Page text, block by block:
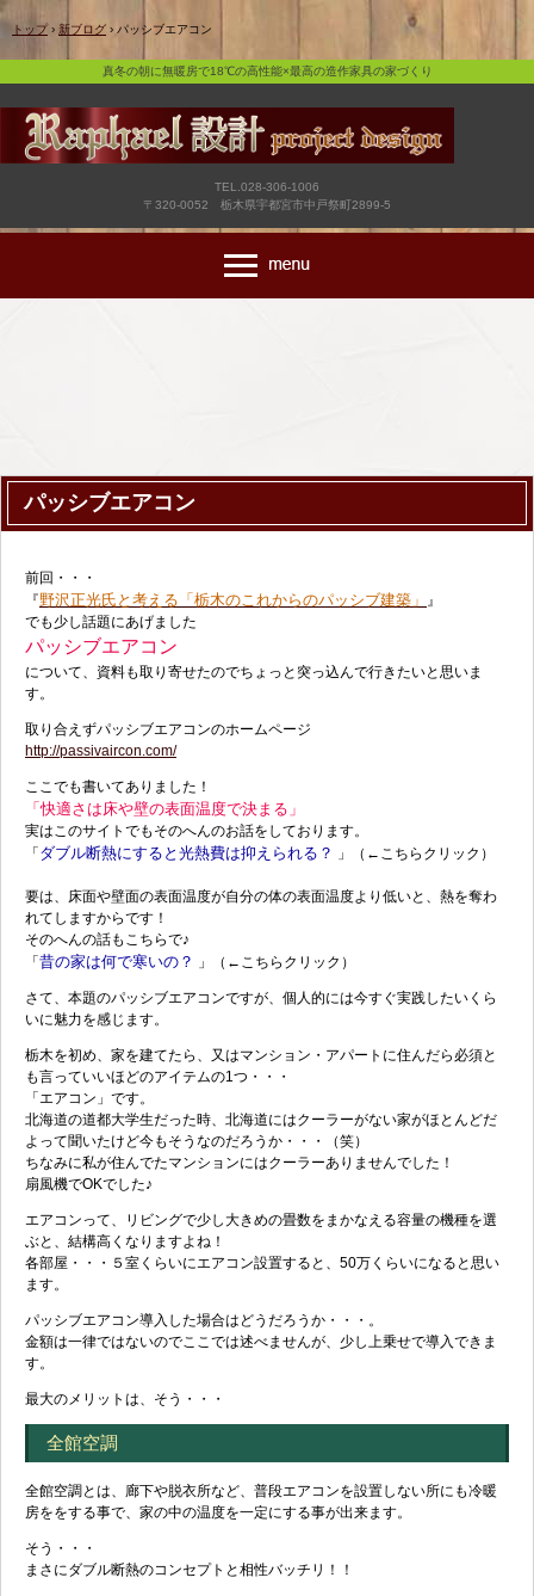
真冬の朝に無暖房で18℃の高性能×最高の造作家具の家づくり
トップ › 新ブログ › パッシブエアコン
真冬の朝に無暖房で18℃の高性能×最高の造作家具の家づくり
TEL.028-306-1006
〒320-0052 栃木県宇都宮市中戸祭町2899-5
パッシブエアコン
前回・・・
『野沢正光氏と考える「栃木のこれからのパッシブ建築」 』
でも少し話題にあげました
パッシブエアコン
について、資料も取り寄せたのでちょっと突っ込んで行きたいと思いま
す。
取り合えずパッシブエアコンのホームページ
http://passivaircon.com/
ここでも書いてありました！
「快適さは床や壁の表面温度で決まる」
実はこのサイトでもそのへんのお話をしております。
「 ダブル断熱にすると光熱費は抑えられる？ 」（←こちらクリック）
要は、床面や壁面の表面温度が自分の体の表面温度より低いと、熱を奪わ
れてしますからです！
そのへんの話もこちらで♪
「 昔の家は何で寒いの？ 」（←こちらクリック）
さて、本題のパッシブエアコンですが、個人的には今すぐ実践したいくら
いに魅力を感じます。
栃木を初め、家を建てたら、又はマンション・アパートに住んだら必須と
も言っていいほどのアイテムの1つ・・・
「エアコン」です。
北海道の道都大学生だった時、北海道にはクーラーがない家がほとんどだ
よって聞いたけど今もそうなのだろうか・・・（笑）
ちなみに私が住んでたマンションにはクーラーありませんでした！
扇風機でOKでした♪
エアコンって、リビングで少し大きめの畳数をまかなえる容量の機種を選
ぶと、結構高くなりますよね！
各部屋・・・５室くらいにエアコン設置すると、50万くらいになると思い
ます。
パッシブエアコン導入した場合はどうだろうか・・・。
金額は一律ではないのでここでは述べませんが、少し上乗せで導入できま
す。
最大のメリットは、そう・・・
全館空調
全館空調とは、廊下や脱衣所など、普段エアコンを設置しない所にも冷暖
房ををする事で、家の中の温度を一定にする事が出来ます。
そう・・・
まさにダブル断熱のコンセプトと相性バッチリ！！